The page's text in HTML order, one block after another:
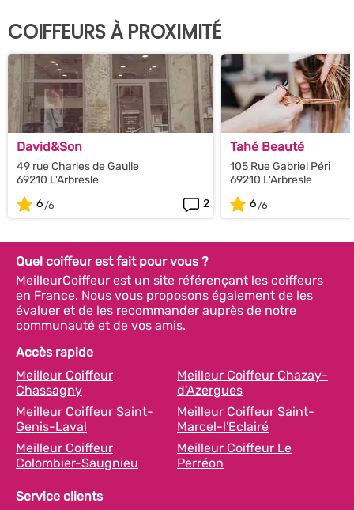
COIFFEURS À PROXIMITÉ
David&Son
49 rue Charles de Gaulle
69210 L'Arbresle
6
2
Tahé Beauté
105 Rue Gabriel Péri
69210 L'Arbresle
6
Quel coiffeur est fait pour vous ?
MeilleurCoiffeur est un site référençant les coiffeurs
en France. Nous vous proposons également de les
évaluer et de les recommander auprès de notre
communauté et de vos amis.
Accès rapide
Meilleur Coiffeur
Chassagny
Meilleur Coiffeur Chazay-
d'Azergues
Meilleur Coiffeur Saint-
Genis-Laval
Meilleur Coiffeur Saint-
Marcel-l'Eclairé
Meilleur Coiffeur
Colombier-Saugnieu
Meilleur Coiffeur Le
Perréon
Service clients